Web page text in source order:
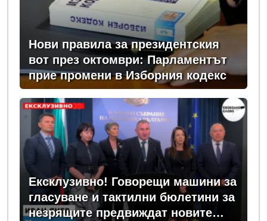
Нови правила за президентския
вот през октомври: Парламентът
прие промени в Изборния кодекс
Ексклузивно! Говорещи машини за
гласуване и тактилни бюлетини за
незрящите предвиждат новите